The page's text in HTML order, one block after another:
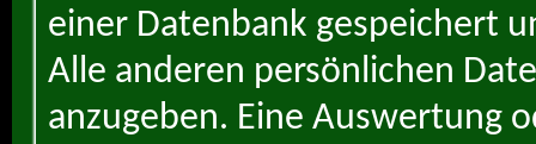
einer Datenbank gespeichert
Alle anderen persönlichen
anzugeben. Eine Auswertung